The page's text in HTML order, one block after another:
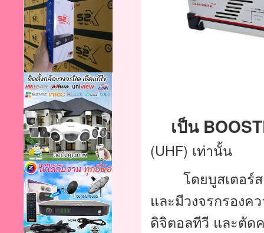
เป็น
(UHF) เท่านั้น
และมีวงจรกรองค